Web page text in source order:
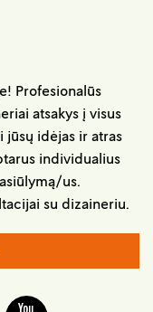
Profesionalūs
atsakys į visus
jūsų idėjas ir atras
individualius
us.
su dizaineriu.